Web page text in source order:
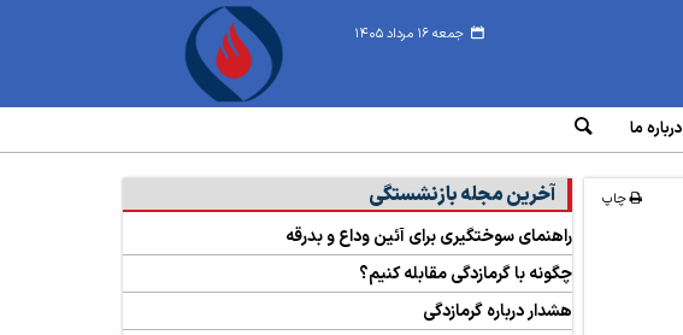
جمعه ۱۶ مرداد ۱۴۰۵
درباره ما
چاپ آخرین مجله بازنشستگی
راهنمای سوختگیری برای آئین وداع و بدرقه
چگونه با گرمازدگی مقابله کنیم؟
هشدار درباره گرمازدگی